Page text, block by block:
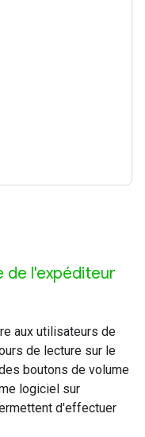
de l'expéditeur
aux utilisateurs de
de lecture sur le
boutons de volume
logiciel sur
d'effectuer